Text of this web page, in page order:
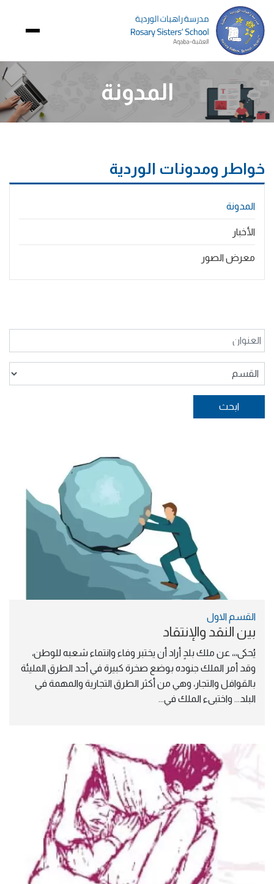
المدونة
خواطر ومدونات الوردية
Main
navigation
المدونة
الأخبار
معرض الصور
ابحث
القسم الاول
بين النقد والإنتقاد
يُحكى،،، عن ملك بلدٍ أراد أن يختبر وفاء وانتماء شعبه للوطن،
وقد أمر الملك جنوده بوضع صخرة كبيرة في أحد الطرق المليئة
بالقوافل والتجار، وهي من أكثر الطرق التجارية والمهمة في
البلد... واختبىء الملك في...